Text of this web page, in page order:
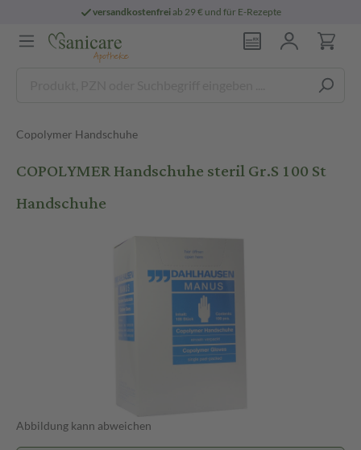
versandkostenfreiab 29 € und für E-Rezepte
Copolymer Handschuhe
COPOLYMER Handschuhe steril Gr.S 100 St
Handschuhe
Abbildung kann abweichen